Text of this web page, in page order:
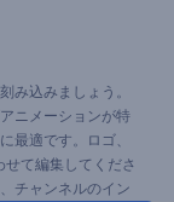
み込みましょう。
ニメーションが特
最適です。ロゴ、
て編集してくださ
チャンネルのイン